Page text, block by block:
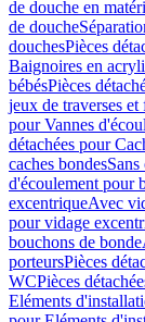
de douche en
de douche
douchesPièces
Baignoires en
bébésPièces
jeux de traverses
pour Vannes
détachées pour
caches bondesSans
d'écoulement pour
excentriqueAvec
pour vidage
bouchons de bonde
porteursPièces
WCPièces
Eléments